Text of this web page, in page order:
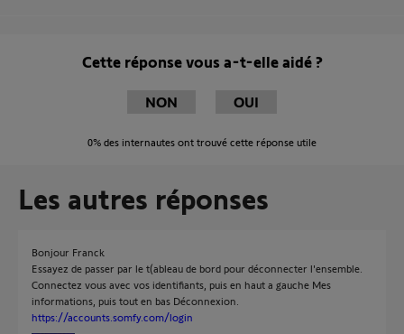
Cette réponse vous a-t-elle aidé ?
NON OUI
0% des internautes ont trouvé cette réponse utile
Les autres réponses
Bonjour Franck
Essayez de passer par le t(ableau de bord pour déconnecter l'ensemble.
Connectez vous avec vos identifiants, puis en haut a gauche Mes
informations, puis tout en bas Déconnexion.
https://accounts.somfy.com/login